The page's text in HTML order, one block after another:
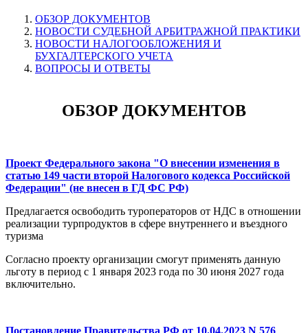
ОБЗОР ДОКУМЕНТОВ
НОВОСТИ СУДЕБНОЙ АРБИТРАЖНОЙ ПРАКТИКИ
НОВОСТИ НАЛОГООБЛОЖЕНИЯ И
БУХГАЛТЕРСКОГО УЧЕТА
ВОПРОСЫ И ОТВЕТЫ
ОБЗОР ДОКУМЕНТОВ
Проект Федерального закона "О внесении изменения в
статью 149 части второй Налогового кодекса Российской
Федерации" (не внесен в ГД ФС РФ)
Предлагается освободить туроператоров от НДС в отношении
реализации турпродуктов в сфере внутреннего и въездного
туризма
Согласно проекту организации смогут применять данную
льготу в период с 1 января 2023 года по 30 июня 2027 года
включительно.